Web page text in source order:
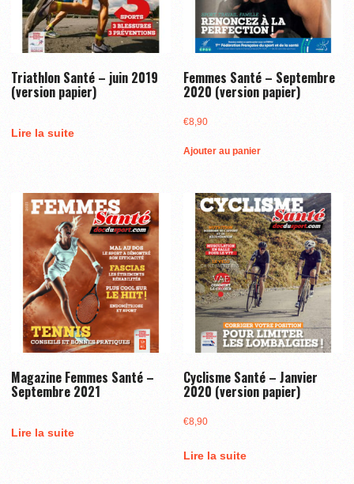
Triathlon Santé – juin 2019
(version papier)
Lire la suite
Femmes Santé – Septembre
2020 (version papier)
€8,90
Ajouter au panier
Magazine Femmes Santé –
Septembre 2021
Lire la suite
Cyclisme Santé – Janvier
2020 (version papier)
€8,90
Lire la suite